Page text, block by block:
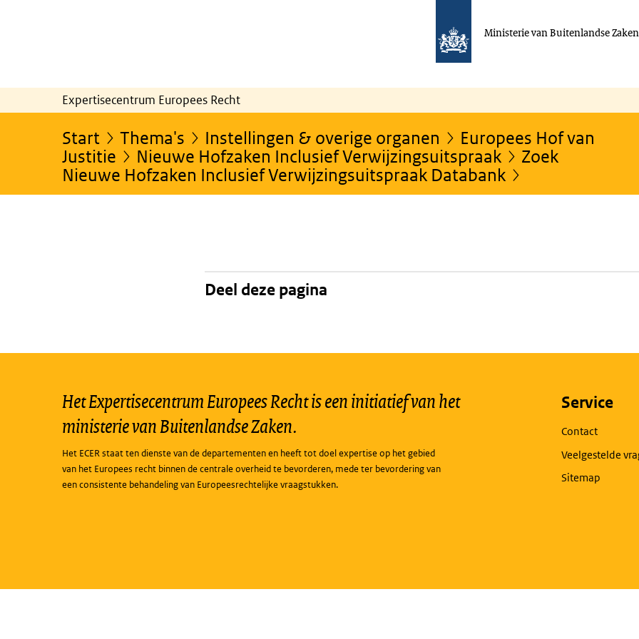
Ministerie van Buitenlandse Zaken
Expertisecentrum Europees Recht
Start Thema's Instellingen & overige organen
Europees Hof van
Justitie
Nieuwe Hofzaken Inclusief Verwijzingsuitspraak
Zoek
Nieuwe Hofzaken Inclusief Verwijzingsuitspraak Databank
Deel deze pagina
Het Expertisecentrum Europees Recht is een initiatief van het
ministerie van Buitenlandse Zaken.
Het ECER staat ten dienste van de departementen en heeft tot doel expertise op het gebied
van het Europees recht binnen de centrale overheid te bevorderen, mede ter bevordering van
een consistente behandeling van Europeesrechtelijke vraagstukken.
Service
Contact
Veelgestelde
Sitemap